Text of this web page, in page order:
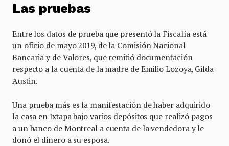
Las pruebas
Entre los datos de prueba que presentó la Fiscalía está
un oficio de mayo 2019, de la Comisión Nacional
Bancaria y de Valores, que remitió documentación
respecto a la cuenta de la madre de Emilio Lozoya, Gilda
Austin.
Una prueba más es la manifestación de haber adquirido
la casa en Ixtapa bajo varios depósitos que realizó pagos
a un banco de Montreal a cuenta de la vendedora y le
donó el dinero a su esposa.